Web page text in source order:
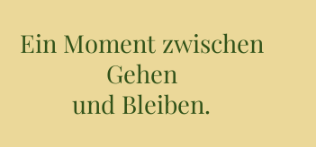
Ein Moment zwischen
Gehen
und Bleiben.